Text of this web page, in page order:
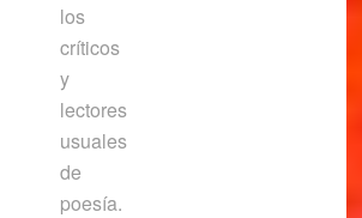
los
críticos
y
lectores
usuales
de
poesía.